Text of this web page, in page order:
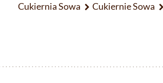
Cukiernia Sowa Cukiernie Sowa